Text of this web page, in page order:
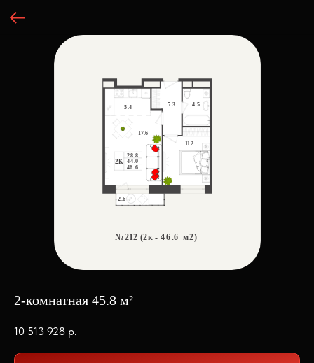
2-комнатная 45.8 м²
10 513 928 р.